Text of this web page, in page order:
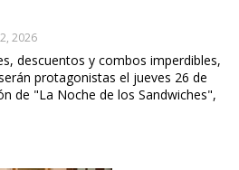
2026
descuentos y combos imperdibles,
protagonistas el jueves 26 de
de "La Noche de los Sandwiches",